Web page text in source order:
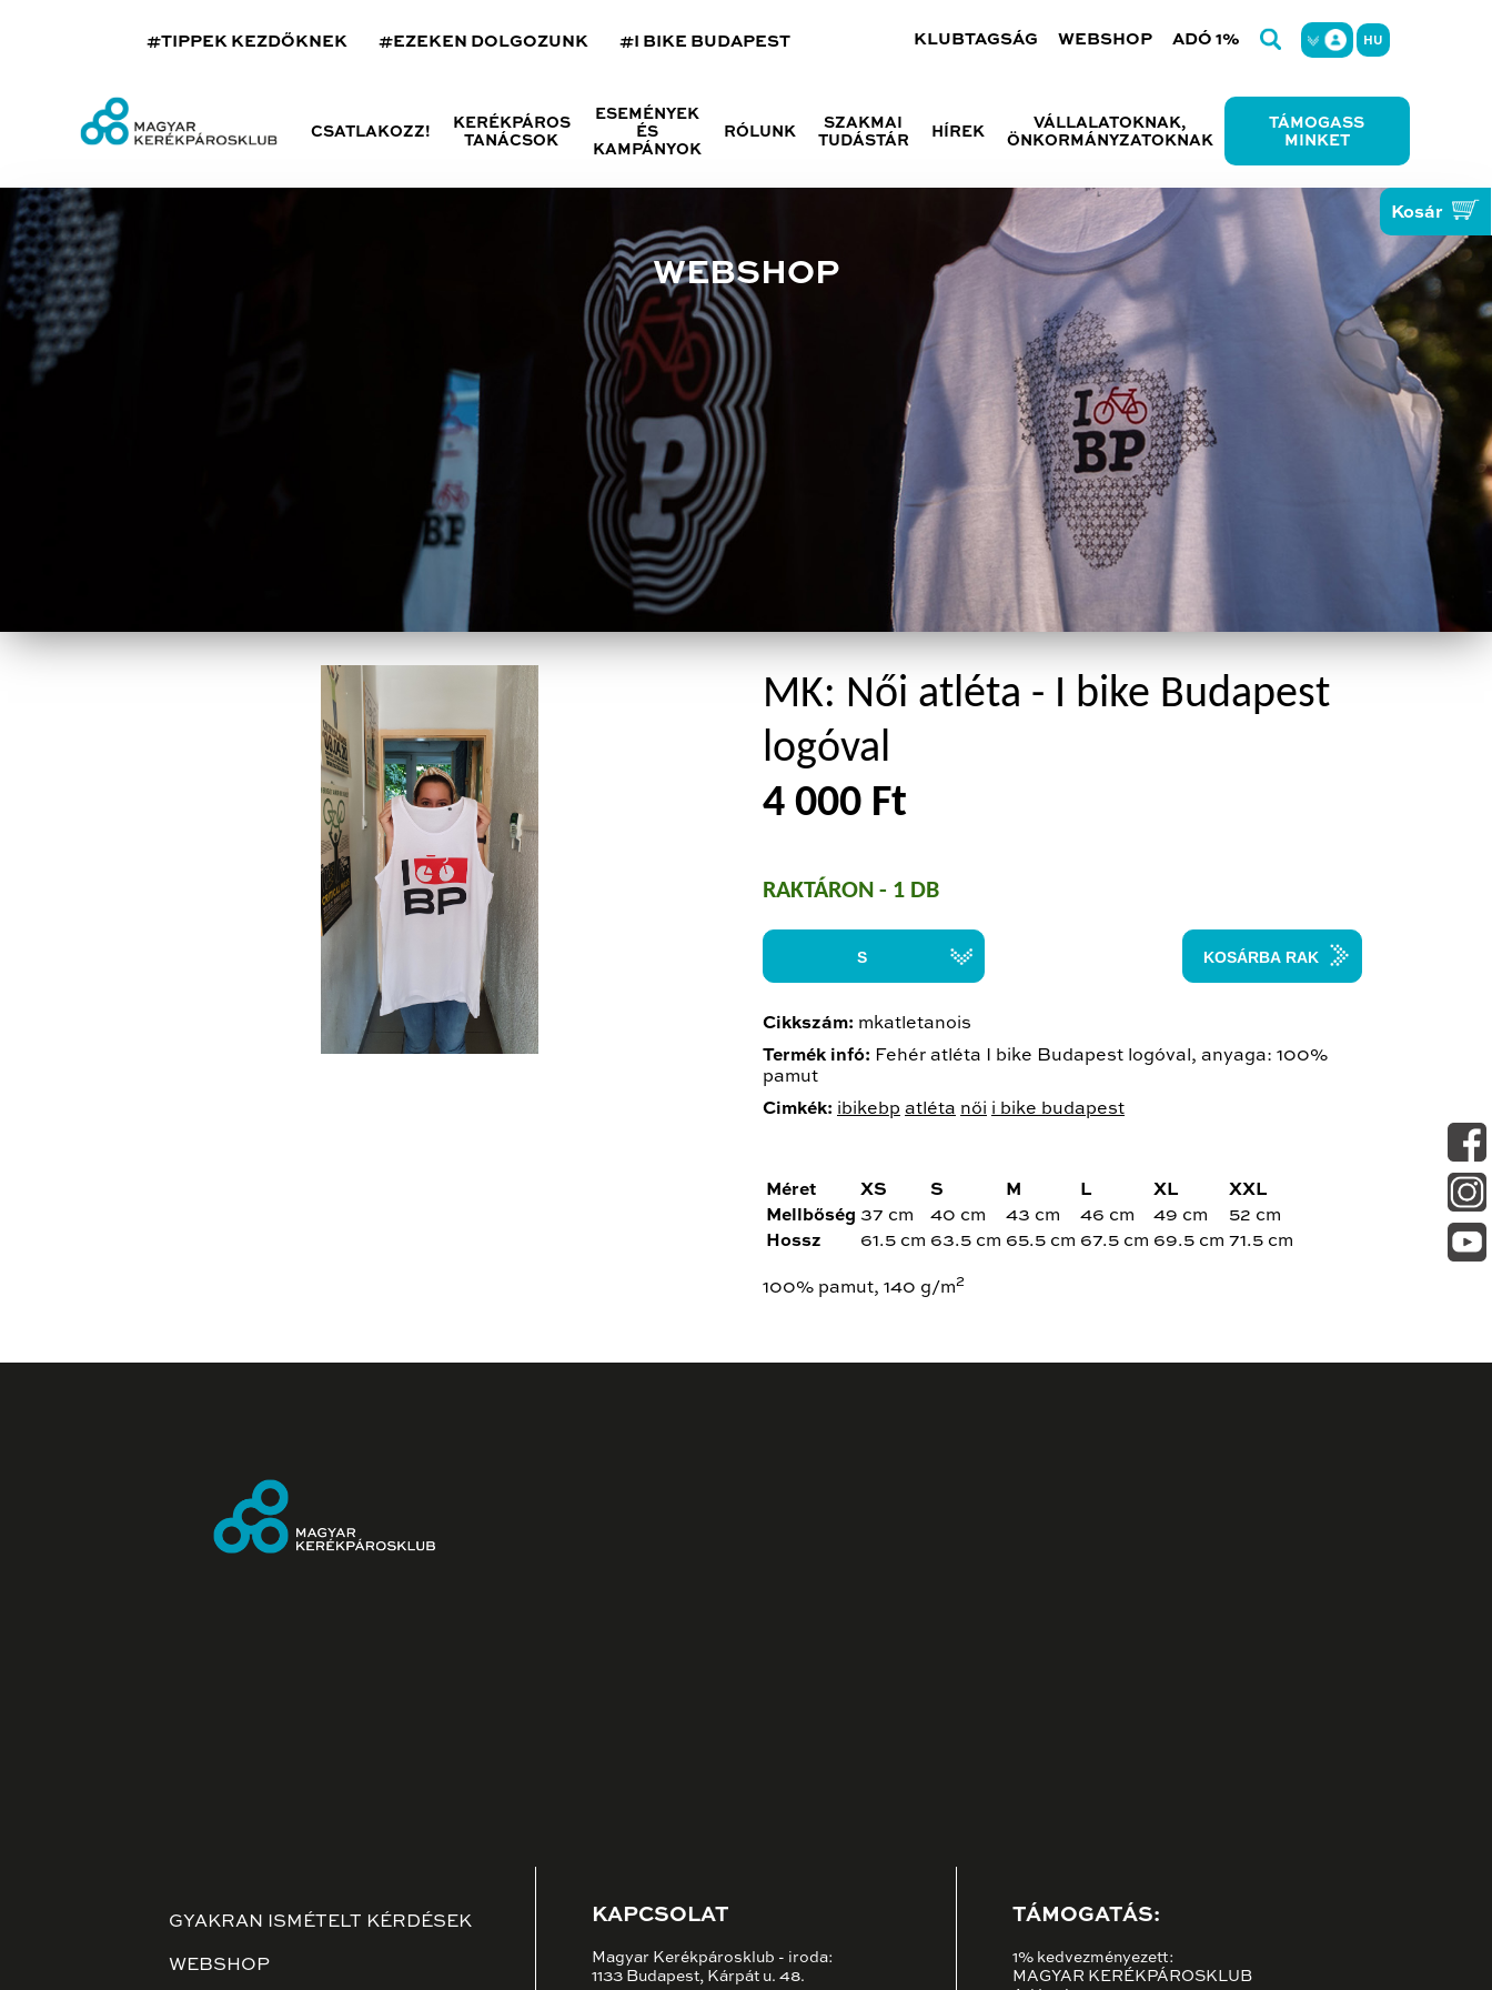
#TIPPEK KEZDŐKNEK #EZEKEN DOLGOZUNK #I BIKE BUDAPEST KLUBTAGSÁG WEBSHOP ADÓ 1% HU
CSATLAKOZZ!
KERÉKPÁROS
TANÁCSOK
ESEMÉNYEK
ÉS
KAMPÁNYOK
RÓLUNK
SZAKMAI
TUDÁSTÁR
HÍREK
VÁLLALATOKNAK,
ÖNKORMÁNYZATOKNAK
TÁMOGASS
MINKET
Kosár
WEBSHOP
MK: Női atléta - I bike Budapest
logóval
4 000 Ft
RAKTÁRON - 1 DB
KOSÁRBA RAK
S
Cikkszám: mkatletanois
Termék infó: Fehér atléta I bike Budapest logóval, anyaga: 100%
pamut
Cimkék: ibikebp atléta női i bike budapest
Méret XS S M L XL
XXL
Mellbőség 37 cm 40 cm 43 cm 46 cm 49 cm
52 cm
Hossz
61.5 cm 63.5 cm 65.5 cm 67.5 cm 69.5 cm 71.5 cm
100% pamut, 140 g/m2
GYAKRAN ISMÉTELT KÉRDÉSEK
WEBSHOP
KAPCSOLAT
Magyar Kerékpárosklub - iroda:
1133 Budapest, Kárpát u. 48.
TÁMOGATÁS:
1% kedvezményezett:
MAGYAR KERÉKPÁROSKLUB